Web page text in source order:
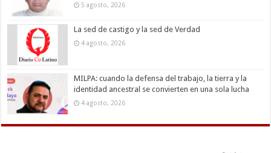
5 agosto, 2026
La sed de castigo y la sed de Verdad
4 agosto, 2026
MILPA: cuando la defensa del trabajo, la tierra y la
identidad ancestral se convierten en una sola lucha
4 agosto, 2026